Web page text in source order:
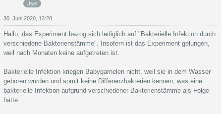
User
30. Juni 2020, 13:28
Hallo, das Experiment bezog sich lediglich auf "Bakterielle Infektion durch
verschiedene Bakterienstämme". Insofern ist das Experiment gelungen,
weil nach Monaten keine aufgetreten ist.
Bakterielle Infektion kriegen Babygarnelen nicht, weil sie in dem Wasser
geboren wurden und somit keine Differenzbakterien kennen, was eine
bakterielle Infektion aufgrund verschiedener Bakterienstämme als Folge
hätte.